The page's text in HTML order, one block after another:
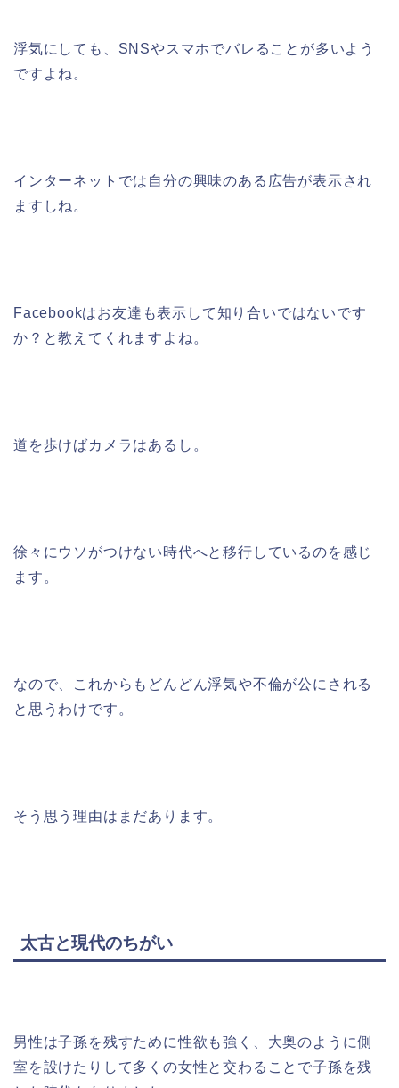
浮気にしても、SNSやスマホでバレることが多いよう
ですよね。
インターネットでは自分の興味のある広告が表示され
ますしね。
Facebookはお友達も表示して知り合いではないです
か？と教えてくれますよね。
道を歩けばカメラはあるし。
徐々にウソがつけない時代へと移行しているのを感じ
ます。
なので、これからもどんどん浮気や不倫が公にされる
と思うわけです。
そう思う理由はまだあります。
太古と現代のちがい
男性は子孫を残すために性欲も強く、大奥のように側
室を設けたりして多くの女性と交わることで子孫を残